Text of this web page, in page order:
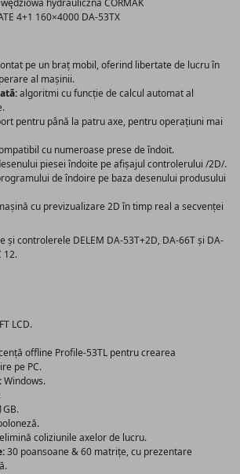
pe un braț mobil, oferind libertate de lucru în
al mașinii.
algoritmi cu funcție de calcul automat al
pentru până la patru axe, pentru operațiuni mai
cu numeroase prese de îndoit.
piesei îndoite pe afișajul controlerului /2D/.
de îndoire pe baza desenului produsului
cu previzualizare 2D în timp real a secvenței
și controlerele DELEM DA-53T+2D, DA-66T și DA-
12.
LCD.
offline Profile-53TL pentru crearea
pe PC.
Windows.
elimină coliziunile axelor de lucru.
30 poansoane & 60 matrițe, cu prezentare